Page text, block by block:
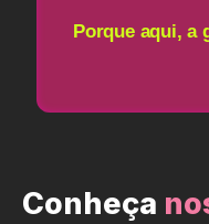
Porque aqui, a
Conheça